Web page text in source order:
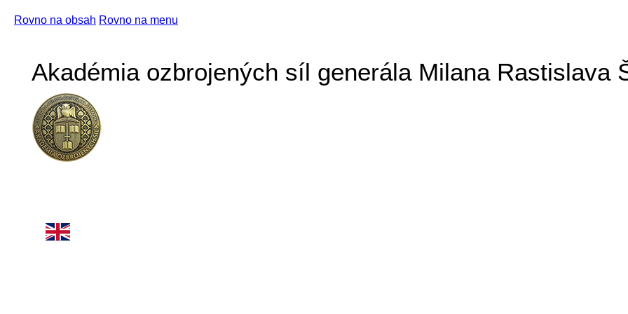
Rovno na obsah Rovno na menu
Akadémia ozbrojených síl generála Milana Rastislava